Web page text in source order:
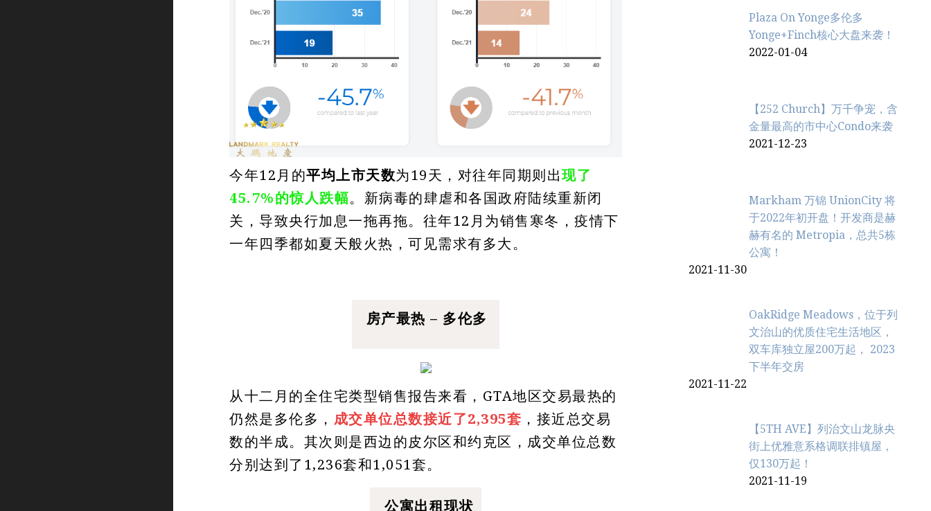
今年12月的平均上市天数为19天，对往年同期则出现了
45.7%的惊人跌幅。新病毒的肆虐和各国政府陆续重新闭
关，导致央行加息一拖再拖。往年12月为销售寒冬，疫情下
一年四季都如夏天般火热，可见需求有多大。
房产最热 – 多伦多
从十二月的全住宅类型销售报告来看，GTA地区交易最热的
仍然是多伦多， 成交单位总数接近了2,395套 ，接近总交易
数的半成。其次则是西边的皮尔区和约克区，成交单位总数
分别达到了1,236套和1,051套。
公寓出租现状
Plaza On Yonge多伦多
Yonge+Finch核心大盘来袭！
2022-01-04
【252 Church】万千争宠，含
金量最高的市中心Condo来袭
2021-12-23
Markham 万锦 UnionCity 将
于2022年初开盘！开发商是赫
赫有名的 Metropia，总共5栋
公寓！
2021-11-30
OakRidge Meadows，位于列
文治‬山的优质住宅生活地区，
双车库独立屋200万起， 2023
下半年交房
2021-11-22
【5TH AVE】列治文山龙脉央
街上优雅意系格调联排镇屋，
仅130万起！
2021-11-19